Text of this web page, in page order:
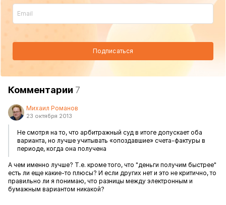
Подписаться
Комментарии 7
Михаил Романов
23 октября 2013
Не смотря на то, что арбитражный суд в итоге допускает оба
варианта, но лучше учитывать «опоздавшие» счета-фактуры в
периоде, когда она получена
А чем именно лучше? Т.е. кроме того, что "деньги получим быстрее"
есть ли еще какие-то плюсы? И если других нет и это не критично, то
правильно ли я понимаю, что разницы между электронным и
бумажным вариантом никакой?